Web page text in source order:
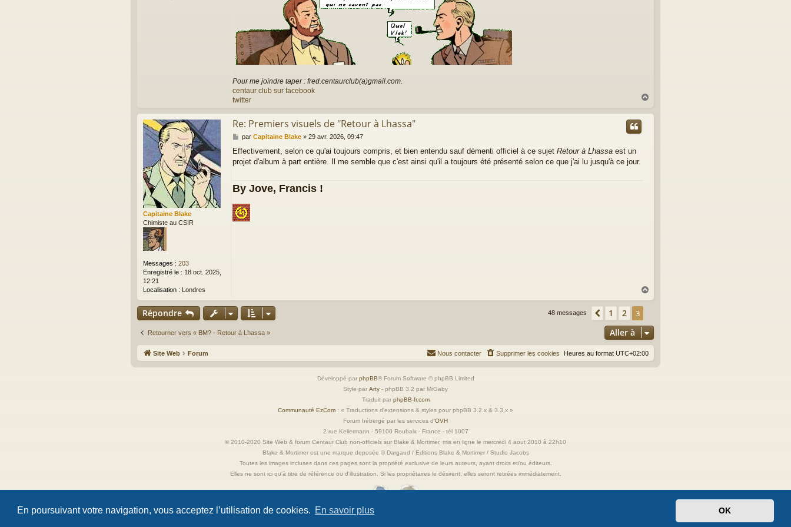
En poursuivant votre navigation, vous acceptez l’utilisation de cookies. En savoir plus OK
Pour me joindre taper : fred.centaurclub(a)gmail.com.
centaur club sur facebook
twitter
u
Capitaine Blake
Chimiste au CSIR
Messages : 203
Enregistré le : 18 oct. 2025,
12:21
Localisation : Londres
Re: Premiers visuels de "Retour à Lhassa"
M
s
s
e
par Capitaine Blake» 29 avr. 2026, 09:47
Effectivement, selon ce qu'ai toujours compris, et bien entendu sauf démenti officiel à ce sujet Retour à Lhassa est un
projet d'album à part entière. Il me semble que c'est ainsi qu'il a toujours été présenté selon ce que j'ai lu jusqu'à ce jour.
By Jove, Francis !
a
Répondre 48 messages Précédente
1 2 3
Retourner vers « BM? - Retour à Lhassa » Aller à
Site Web Forum Heures au format UTC+02:00
Supprimer les cookies
Nous contacter
Développé par phpBB® Forum Software © phpBB Limited
Style par Arty - phpBB 3.2 par MrGaby
Traduit par phpBB-fr.com
Communauté EzCom : « Traductions d'extensions & styles pour phpBB 3.2.x & 3.3.x »
Forum hébergé par les services d’OVH
2 rue Kellermann - 59100 Roubaix - France - tél 1007
© 2010-2020 Site Web & forum Centaur Club non-officiels sur Blake & Mortimer, mis en ligne le mercredi 4 aout 2010 à 22h10
Blake & Mortimer est une marque deposée © Dargaud / Editions Blake & Mortimer / Studio Jacobs
Toutes les images incluses dans ces pages sont la propriété exclusive de leurs auteurs, ayant droits et/ou éditeurs.
Elles ne sont ici qu'à titre de référence ou d'illustration. Si les propriétaires le désirent, elles seront retirées immédiatement.
Confidentialité